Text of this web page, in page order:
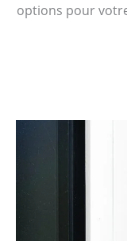
options pour